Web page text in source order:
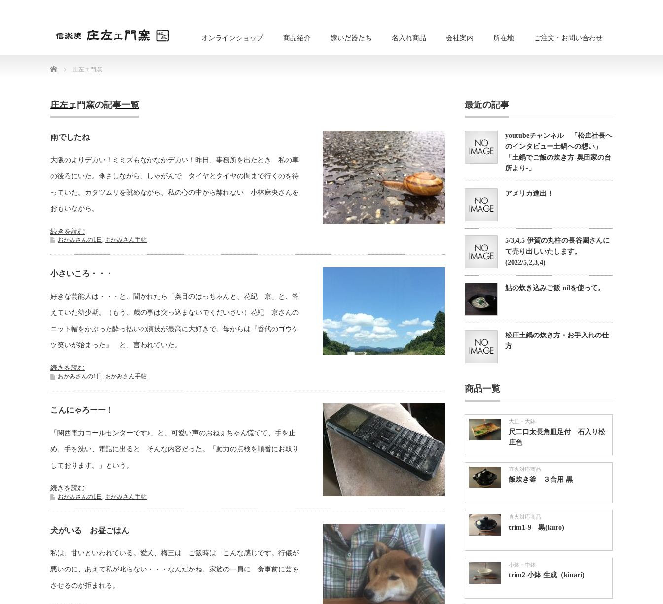
オンラインショップ 商品紹介 嫁いだ器たち 名入れ商品 会社案内 所在地 ご注文・お問い合わせ
Home 庄左ェ門窯
庄左ェ門窯の記事一覧
雨でしたね
大阪のよりデカい！ミミズもなかなかデカい！昨日、事務所を出たとき 私の車
の後ろにいた。傘さしながら、しゃがんで タイヤとタイヤの間まで行くのを待
っていた。カタツムリを眺めながら、私の心の中から離れない 小林麻央さんを
おもいながら。
続きを読む
おかみさんの1日 , おかみさん手帖
小さいころ・・・
好きな芸能人は・・・と、聞かれたら「奥目のはっちゃんと、花紀 京」と、答
えていた幼少期。（もう、歳の事は突っ込まないでくだいさい）花紀 京さんの
ニット帽をかぶった酔っ払いの演技が最高に大好きで、母からは『香代のゴウケ
ツ笑いが始まった』 と、言われていた。
続きを読む
おかみさんの1日 , おかみさん手帖
こんにゃろーー！
「関西電力コールセンターです♪」と、可愛い声のおねぇちゃん慌てて、手を止
め、手を洗い、電話に出ると そんな内容だった。「動力の点検を順番にお取り
しております。」という。
続きを読む
おかみさんの1日 , おかみさん手帖
犬がいる お昼ごはん
私は、甘いといわれている。愛犬、梅三は ご飯時は こんな感じです。行儀が
悪いのに、あえて私が叱らない・・・なんだかね、家族の一員に 食事前に芸を
させるのが拒まれる。
最近の記事
youtubeチャンネル 「松庄社長へ
のインタビュー土鍋への想い」
「土鍋でご飯の炊き方-奥田家の台
所より-」
アメリカ進出！
5/3,4,5 伊賀の丸柱の長谷園さんに
て売り出しいたします。
(2022/5,2,3,4)
鮎の炊き込みご飯 nilを使って。
松庄土鍋の炊き方・お手入れの仕
方
商品一覧
大皿・大鉢
尺二口太長角皿足付 石入り松
庄色
直火対応商品
飯炊き釜 ３合用 黒
直火対応商品
trim1-9 黒(kuro)
小鉢・中鉢
trim2 小鉢 生成（kinari)